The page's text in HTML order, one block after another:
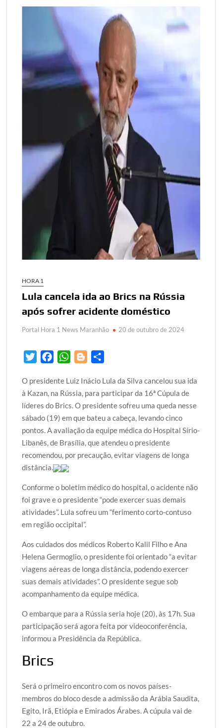
HORA 1
Lula cancela ida ao Brics na Rússia
após sofrer acidente doméstico
Portal Hora 1 News Maranhão 20 de outubro de 2024
i
t
t
e
r
c
e
b
o
o
k
W
a
t
s
A
p
p
o
g
g
e
r
a
r
e
O presidente Luiz Inácio Lula da Silva cancelou sua ida
à Kazan, na Rússia, para participar da 16ª Cúpula de
líderes do Brics. O presidente sofreu uma queda nesse
sábado (19) em que bateu a cabeça, levando cinco
pontos. A avaliação da equipe médica do Hospital Sírio-
Libanês, de Brasília, que atendeu o presidente
recomendou, por precaução, evitar viagens de longa
distância.
Conforme o boletim médico do hospital, o acidente não
foi grave e o presidente “pode exercer suas demais
atividades”. Lula sofreu um “ferimento corto-contuso
em região occipital”.
Aos cuidados dos médicos Roberto Kalil Filho e Ana
Helena Germoglio, o presidente foi orientado “a evitar
viagens aéreas de longa distância, podendo exercer
suas demais atividades”. O presidente segue sob
acompanhamento da equipe médica.
O embarque para a Rússia seria hoje (20), às 17h. Sua
participação será agora feita por videoconferência,
informou a Presidência da República.
Brics
Será o primeiro encontro com os novos países-
membros do bloco desde a admissão da Arábia Saudita,
Egito, Irã, Etiópia e Emirados Árabes. A cúpula vai de
22 a 24 de outubro.